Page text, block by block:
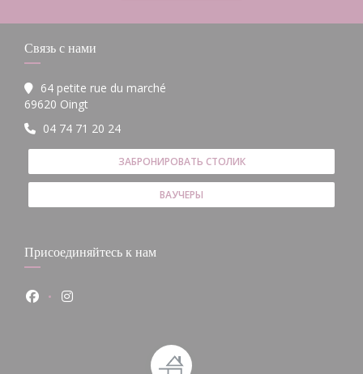
Связь с нами
64 petite rue du marché
69620 Oingt
04 74 71 20 24
ЗАБРОНИРОВАТЬ СТОЛИК
ВАУЧЕРЫ
Присоединяйтесь к нам
Facebook ((открывается в новом окне))
Instagram ((открывается в новом окне))